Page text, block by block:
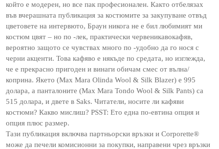
който е модерен, но все пак професионален. Както отбелязах
във вчерашната публикация за костюмите за закупуване отвъд
цветовете на интервюто, Браун никога не е бил любимият ми
костюм цвят – но по -лек, практически червеникавокафяв,
вероятно защото се чувствах много по -удобно да го нося с
черни акценти. Това кафяво е някъде по средата, но изглежда,
че е прекрасно пригоден и винаги обичам смес от вълна/
коприна. Якето (Max Mara Olinda Wool & Silk Blazer) е 995
долара, а панталоните (Max Mara Tondo Wool & Silk Pants) са
515 долара, и двете в Saks. Читатели, носите ли кафяви
костюми? Какво мислиш? PSST: Ето една по-евтина опция и
опция плюс размер.
Тази публикация включва партньорски връзки и Corporette®
може да печели комисионни за покупки, направени чрез връзки